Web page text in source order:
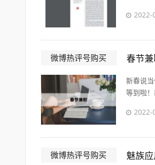
2022-
微博热评号购买 春节
新春说
等到啦
2022-
微博热评号购买 魅族